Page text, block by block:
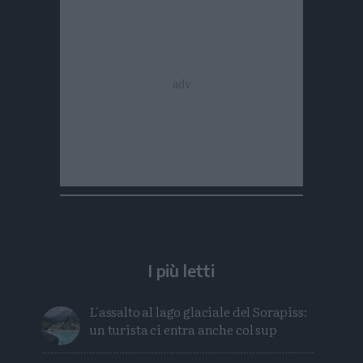
I più letti
L'assalto al lago glaciale del Sorapiss:
un turista ci entra anche col sup